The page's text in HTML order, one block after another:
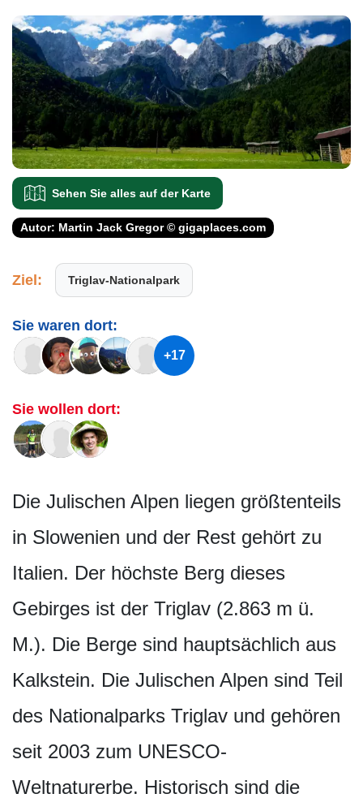
Sehen Sie alles auf der Karte
Autor: Martin Jack Gregor © gigaplaces.com
Ziel: Triglav-Nationalpark
Sie waren dort:
+17
Sie wollen dort:
Die Julischen Alpen liegen größtenteils
in Slowenien und der Rest gehört zu
Italien. Der höchste Berg dieses
Gebirges ist der Triglav (2.863 m ü.
M.). Die Berge sind hauptsächlich aus
Kalkstein. Die Julischen Alpen sind Teil
des Nationalparks Triglav und gehören
seit 2003 zum UNESCO-
Weltnaturerbe. Historisch sind die